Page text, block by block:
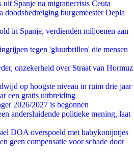
Spanje na migratiecrisis Ceuta
doodsbedreiging burgemeester Depla
in Spanje, verdienden miljoenen aan
tegen 'gluurbrillen' die mensen
onzekerheid over Straat van Hormuz
op hoogste niveau in ruim drie jaar
een gratis uitbreiding
2026/2027 is begonnen
andersluidende politieke mening, laat
DOA overspoeld met babykonijntjes
geen compensatie voor schade door